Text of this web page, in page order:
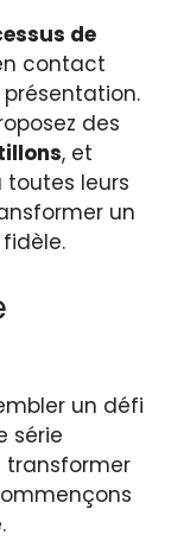
de
contact
des
, et
toutes leurs
un
un défi
série
transformer